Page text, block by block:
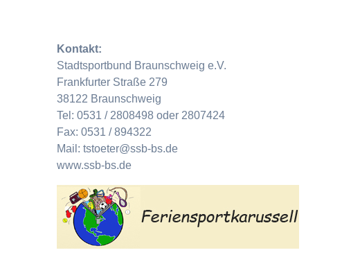
Kontakt:
Stadtsportbund Braunschweig e.V.
Frankfurter Straße 279
38122 Braunschweig
Tel: 0531 / 2808498 oder 2807424
Fax: 0531 / 894322
Mail: tstoeter@ssb-bs.de
www.ssb-bs.de